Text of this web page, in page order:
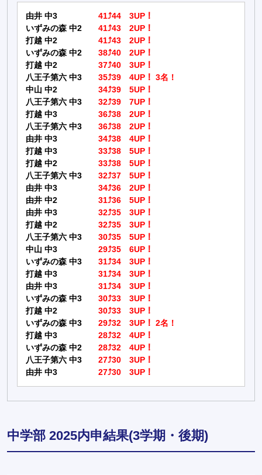
由井 中3
41⤴44 3UP！
いずみの森 中2
41⤴43 2UP！
打越 中2
41⤴43 2UP！
いずみの森 中2
38⤴40 2UP！
打越 中2
37⤴40 3UP！
八王子第六 中3
35⤴39 4UP！ 3名！
中山 中2
34⤴39 5UP！
八王子第六 中3
32⤴39 7UP！
打越 中3
36⤴38 2UP！
八王子第六 中3
36⤴38 2UP！
由井 中3
34⤴38 4UP！
打越 中3
33⤴38 5UP！
打越 中2
33⤴38 5UP！
八王子第六 中3
32⤴37 5UP！
由井 中3
34⤴36 2UP！
由井 中2
31⤴36 5UP！
由井 中3
32⤴35 3UP！
打越 中2
32⤴35 3UP！
八王子第六 中3
30⤴35 5UP！
中山 中3
29⤴35 6UP！
いずみの森 中3
31⤴34 3UP！
打越 中3
31⤴34 3UP！
由井 中3
31⤴34 3UP！
いずみの森 中3
30⤴33 3UP！
打越 中2
30⤴33 3UP！
いずみの森 中3
29⤴32 3UP！ 2名！
打越 中3
28⤴32 4UP！
いずみの森 中2
28⤴32 4UP！
八王子第六 中3
27⤴30 3UP！
由井 中3
27⤴30 3UP！
中学部 2025内申結果(3学期・後期)